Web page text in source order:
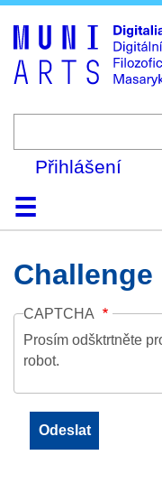
Přihlášení
DomůKolekce
Prohlížení
O
Challenge
CAPTCHA
Prosím odšktrtněte
robot.